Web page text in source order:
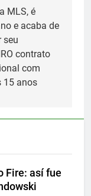
MLS, é
e acaba de
seu
contrato
com
15 anos
Fire: así fue
baixa as